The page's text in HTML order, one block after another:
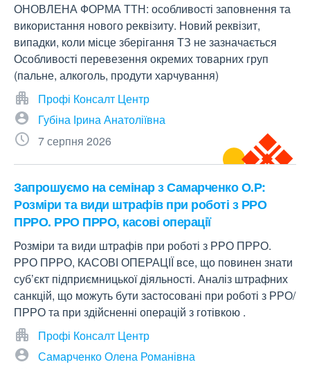
ОНОВЛЕНА ФОРМА ТТН: особливості заповнення та
використання нового реквізиту. Новий реквізит,
випадки, коли місце зберігання ТЗ не зазначається
Особливості перевезення окремих товарних груп
(пальне, алкоголь, продути харчування)
Профі Консалт Центр
Губіна Ірина Анатоліївна
7 серпня 2026
Запрошуємо на семінар з Самарченко О.Р:
Розміри та види штрафів при роботі з РРО
ПРРО. РРО ПРРО, касові операції
Розміри та види штрафів при роботі з РРО ПРРО.
РРО ПРРО, КАСОВІ ОПЕРАЦІЇ все, що повинен знати
суб’єкт підприємницької діяльності. Аналіз штрафних
санкцій, що можуть бути застосовані при роботі з РРО/
ПРРО та при здійсненні операцій з готівкою .
Профі Консалт Центр
Самарченко Олена Романівна